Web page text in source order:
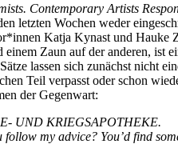
Contemporary Artists
letzten Wochen weder
Katja Kynast und Hauke
einem Zaun auf der anderen,
lassen sich zunächst nicht
Teil verpasst oder schon
der Gegenwart:
UND KRIEGSAPOTHEKE.
follow my advice? You’d find